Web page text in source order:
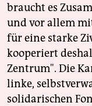
braucht es
und vor allem
für eine starke
kooperiert
Zentrum". Die
linke,
solidarischen